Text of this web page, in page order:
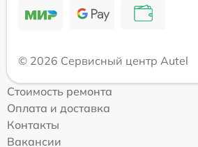
© 2026 Сервисный центр Autel
Стоимость ремонта
Оплата и доставка
Контакты
Вакансии